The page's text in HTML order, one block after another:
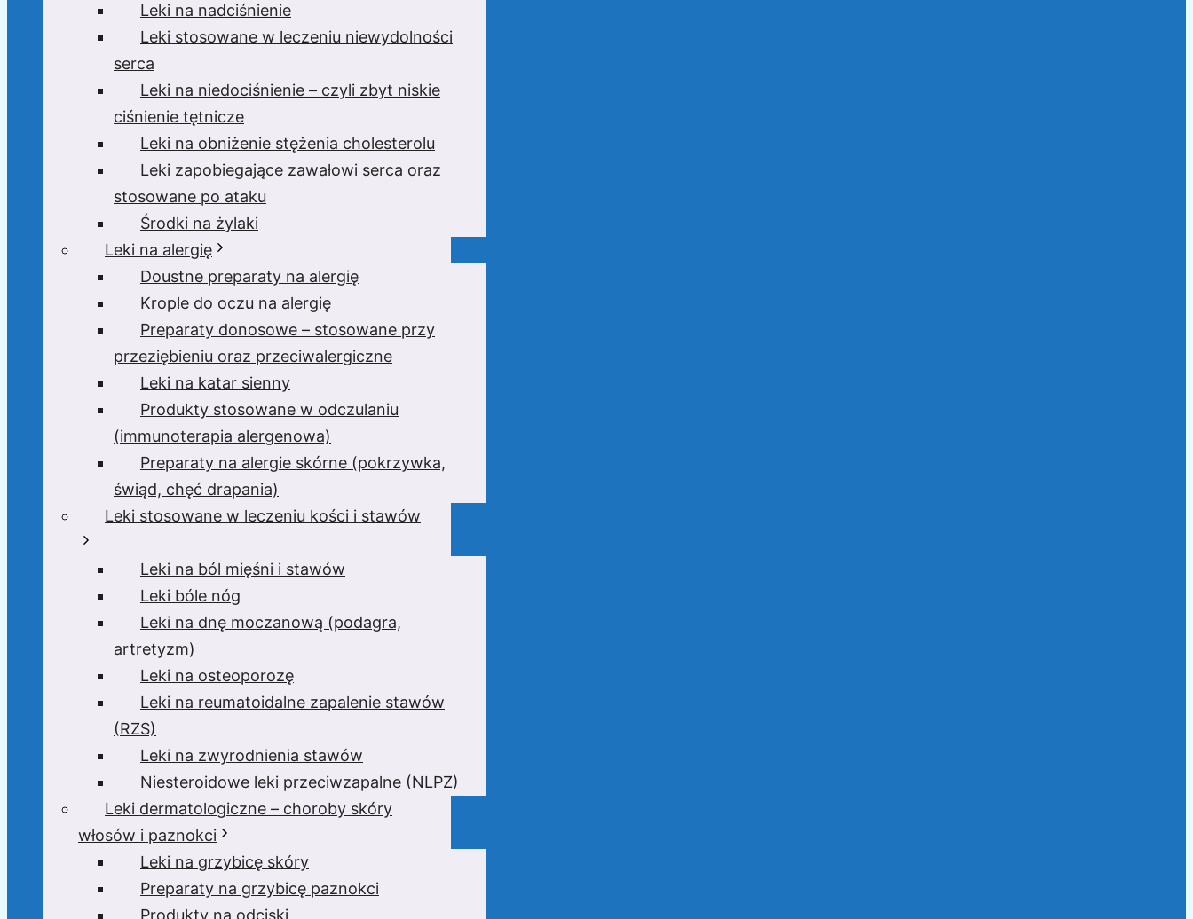
Leki na nadciśnienie
Leki stosowane w leczeniu niewydolności
serca
Leki na niedociśnienie – czyli zbyt niskie
ciśnienie tętnicze
Leki na obniżenie stężenia cholesterolu
Leki zapobiegające zawałowi serca oraz
stosowane po ataku
Środki na żylaki
Leki na alergię
Doustne preparaty na alergię
Krople do oczu na alergię
Preparaty donosowe – stosowane przy
przeziębieniu oraz przeciwalergiczne
Leki na katar sienny
Produkty stosowane w odczulaniu
(immunoterapia alergenowa)
Preparaty na alergie skórne (pokrzywka,
świąd, chęć drapania)
Leki stosowane w leczeniu kości i stawów
Leki na ból mięśni i stawów
Leki bóle nóg
Leki na dnę moczanową (podagra,
artretyzm)
Leki na osteoporozę
Leki na reumatoidalne zapalenie stawów
(RZS)
Leki na zwyrodnienia stawów
Niesteroidowe leki przeciwzapalne (NLPZ)
Leki dermatologiczne – choroby skóry
włosów i paznokci
Leki na grzybicę skóry
Preparaty na grzybicę paznokci
Produkty na odciski